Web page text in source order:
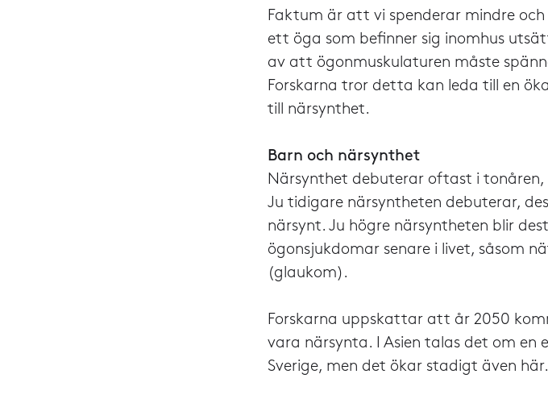
Faktum är att vi spenderar mindre
ett öga som befinner sig inomhus
av att ögonmuskulaturen måste
Forskarna tror detta kan leda till en
till närsynthet.
Barn och närsynthet
Närsynthet debuterar oftast i
Ju tidigare närsyntheten debuterar,
närsynt. Ju högre närsyntheten blir
ögonsjukdomar senare i livet, såsom
(glaukom).
Forskarna uppskattar att år 2050
vara närsynta. I Asien talas det om en
Sverige, men det ökar stadigt även här.